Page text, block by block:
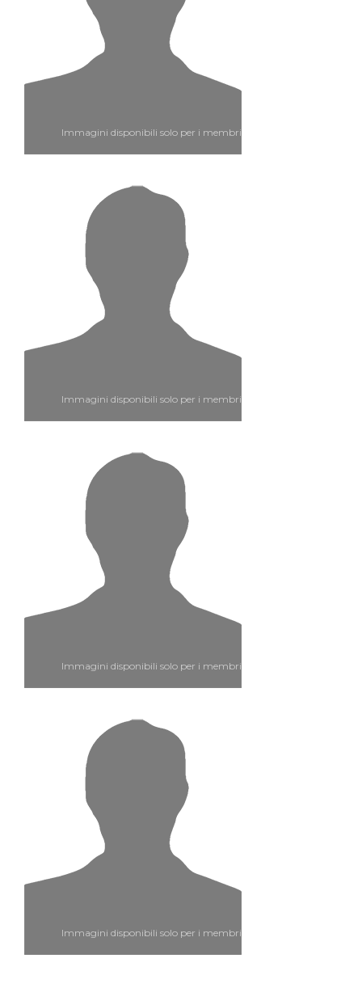
Immagini disponibili solo per i membri
Immagini disponibili solo per i membri
Immagini disponibili solo per i membri
Immagini disponibili solo per i membri